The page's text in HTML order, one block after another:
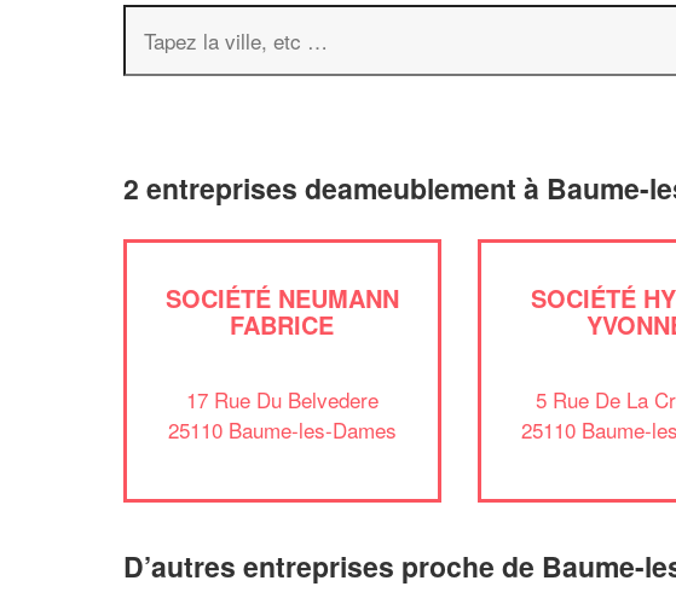
2 entreprises deameublement à Baume-
SOCIÉTÉ NEUMANN
FABRICE
17 Rue Du Belvedere
25110 Baume-les-Dames
SOCIÉTÉ
5 Rue De La
25110 Baume-
D’autres entreprises proche de Baume-